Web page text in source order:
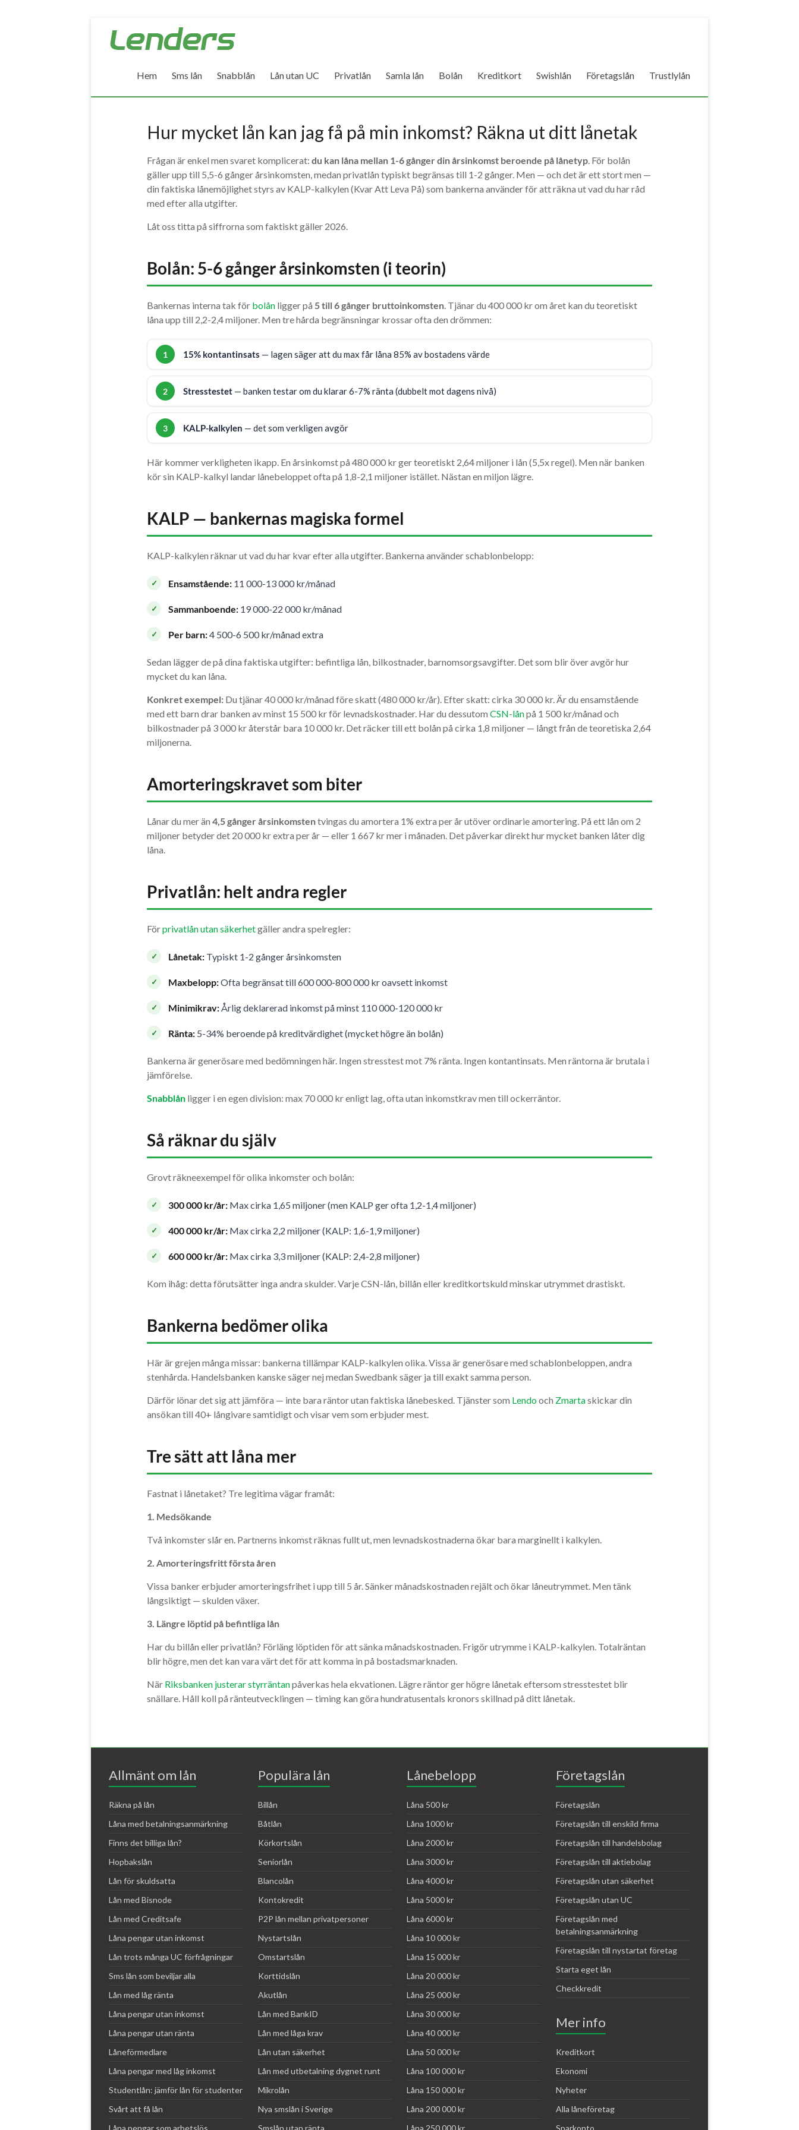
Lenders
Jämför
Hem Sms lån Snabblån Lån utan UC Privatlån Samla lån Bolån Kreditkort Swishlån Företagslån Trustlylån
Hur mycket lån kan jag få på min inkomst? Räkna ut ditt lånetak
Frågan är enkel men svaret komplicerat: du kan låna mellan 1-6 gånger din årsinkomst beroende på lånetyp. För bolån
gäller upp till 5,5-6 gånger årsinkomsten, medan privatlån typiskt begränsas till 1-2 gånger. Men — och det är ett stort men —
din faktiska lånemöjlighet styrs av KALP-kalkylen (Kvar Att Leva På) som bankerna använder för att räkna ut vad du har råd
med efter alla utgifter.
Låt oss titta på siffrorna som faktiskt gäller 2026.
Bolån: 5-6 gånger årsinkomsten (i teorin)
Bankernas interna tak för bolån ligger på 5 till 6 gånger bruttoinkomsten. Tjänar du 400 000 kr om året kan du teoretiskt
låna upp till 2,2-2,4 miljoner. Men tre hårda begränsningar krossar ofta den drömmen:
15% kontantinsats — lagen säger att du max får låna 85% av bostadens värde
Stresstestet — banken testar om du klarar 6-7% ränta (dubbelt mot dagens nivå)
KALP-kalkylen — det som verkligen avgör
Här kommer verkligheten ikapp. En årsinkomst på 480 000 kr ger teoretiskt 2,64 miljoner i lån (5,5x regel). Men när banken
kör sin KALP-kalkyl landar lånebeloppet ofta på 1,8-2,1 miljoner istället. Nästan en miljon lägre.
KALP — bankernas magiska formel
KALP-kalkylen räknar ut vad du har kvar efter alla utgifter. Bankerna använder schablonbelopp:
Ensamstående: 11 000-13 000 kr/månad
Sammanboende: 19 000-22 000 kr/månad
Per barn:4 500-6 500 kr/månad extra
Sedan lägger de på dina faktiska utgifter: befintliga lån, bilkostnader, barnomsorgsavgifter. Det som blir över avgör hur
mycket du kan låna.
Konkret exempel: Du tjänar 40 000 kr/månad före skatt (480 000 kr/år). Efter skatt: cirka 30 000 kr. Är du ensamstående
med ett barn drar banken av minst 15 500 kr för levnadskostnader. Har du dessutom CSN-lånpå 1 500 kr/månad och
bilkostnader på 3 000 kr återstår bara 10 000 kr. Det räcker till ett bolån på cirka 1,8 miljoner — långt från de teoretiska 2,64
miljonerna.
Amorteringskravet som biter
Lånar du mer än 4,5 gånger årsinkomstentvingas du amortera 1% extra per år utöver ordinarie amortering. På ett lån om 2
miljoner betyder det 20 000 kr extra per år — eller 1 667 kr mer i månaden. Det påverkar direkt hur mycket banken låter dig
låna.
Privatlån: helt andra regler
Förprivatlån utan säkerhetgäller andra spelregler:
Lånetak: Typiskt 1-2 gånger årsinkomsten
Maxbelopp:Ofta begränsat till 600 000-800 000 kr oavsett inkomst
Minimikrav:Årlig deklarerad inkomst på minst 110 000-120 000 kr
Ränta: 5-34% beroende på kreditvärdighet (mycket högre än bolån)
Bankerna är generösare med bedömningen här. Ingen stresstest mot 7% ränta. Ingen kontantinsats. Men räntorna är brutala i
jämförelse.
Snabblån ligger i en egen division: max 70 000 kr enligt lag, ofta utan inkomstkrav men till ockerräntor.
Så räknar du själv
Grovt räkneexempel för olika inkomster och bolån:
300 000 kr/år: Max cirka 1,65 miljoner (men KALP ger ofta 1,2-1,4 miljoner)
400 000 kr/år: Max cirka 2,2 miljoner (KALP: 1,6-1,9 miljoner)
600 000 kr/år: Max cirka 3,3 miljoner (KALP: 2,4-2,8 miljoner)
Kom ihåg: detta förutsätter inga andra skulder. Varje CSN-lån, billån eller kreditkortskuld minskar utrymmet drastiskt.
Bankerna bedömer olika
Här är grejen många missar: bankerna tillämpar KALP-kalkylen olika. Vissa är generösare med schablonbeloppen, andra
stenhårda. Handelsbanken kanske säger nej medan Swedbank säger ja till exakt samma person.
Därför lönar det sig att jämföra — inte bara räntor utan faktiska lånebesked. Tjänster som Lendooch Zmartaskickar din
ansökan till 40+ långivare samtidigt och visar vem som erbjuder mest.
Tre sätt att låna mer
Fastnat i lånetaket? Tre legitima vägar framåt:
1. Medsökande
Två inkomster slår en. Partnerns inkomst räknas fullt ut, men levnadskostnaderna ökar bara marginellt i kalkylen.
2. Amorteringsfritt första åren
Vissa banker erbjuder amorteringsfrihet i upp till 5 år. Sänker månadskostnaden rejält och ökar låneutrymmet. Men tänk
långsiktigt — skulden växer.
3. Längre löptid på befintliga lån
Har du billån eller privatlån? Förläng löptiden för att sänka månadskostnaden. Frigör utrymme i KALP-kalkylen. Totalräntan
blir högre, men det kan vara värt det för att komma in på bostadsmarknaden.
När Riksbanken justerar styrräntanpåverkas hela ekvationen. Lägre räntor ger högre lånetak eftersom stresstestet blir
snällare. Håll koll på ränteutvecklingen — timing kan göra hundratusentals kronors skillnad på ditt lånetak.
Allmänt om lån
Räkna på lån
Låna med betalningsanmärkning
Finns det billiga lån?
Hopbakslån
Lån för skuldsatta
Lån med Bisnode
Lån med Creditsafe
Låna pengar utan inkomst
Lån trots många UC förfrågningar
Sms lån som beviljar alla
Lån med låg ränta
Låna pengar utan inkomst
Låna pengar utan ränta
Låneförmedlare
Låna pengar med låg inkomst
Studentlån: jämför lån för studenter
Svårt att få lån
Låna pengar som arbetslös
Populära lån
Billån
Båtlån
Körkortslån
Seniorlån
Blancolån
Kontokredit
P2P lån mellan privatpersoner
Nystartslån
Omstartslån
Korttidslån
Akutlån
Lån med BankID
Lån med låga krav
Lån utan säkerhet
Lån med utbetalning dygnet runt
Mikrolån
Nya smslån i Sverige
Smslån utan ränta
Lånebelopp
Låna 500 kr
Låna 1000 kr
Låna 2000 kr
Låna 3000 kr
Låna 4000 kr
Låna 5000 kr
Låna 6000 kr
Låna 10 000 kr
Låna 15 000 kr
Låna 20 000 kr
Låna 25 000 kr
Låna 30 000 kr
Låna 40 000 kr
Låna 50 000 kr
Låna 100 000 kr
Låna 150 000 kr
Låna 200 000 kr
Låna 250 000 kr
Företagslån
Företagslån
Företagslån till enskild firma
Företagslån till handelsbolag
Företagslån till aktiebolag
Företagslån utan säkerhet
Företagslån utan UC
Företagslån med
betalningsanmärkning
Företagslån till nystartat företag
Starta eget lån
Checkkredit
Mer info
Kreditkort
Ekonomi
Nyheter
Alla låneföretag
Sparkonto